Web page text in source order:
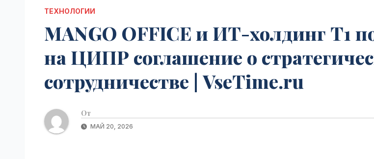
ТЕХНОЛОГИИ
MANGO OFFICE и ИТ-холдинг Т1
на ЦИПР соглашение о
сотрудничестве | VseTime.ru
От
МАЙ 20, 2026